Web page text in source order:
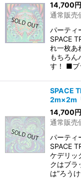
14,700 円
通常販売
パーティ
SPACE
れ一枚あ
もちろん
す！ ■ブ
SPACE
2m×2m
14,700 円
通常販売
パーティ
SPACE
ケデリッ
クはブラ
は”ろう